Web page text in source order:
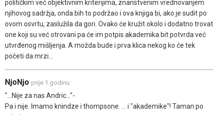
političkim već objektivnim kriterijima, znanstvenim vrednovanjem
njihovog sadržja, onda bih to podržao i ova knjiga bi, ako je sudit po
ovom osvrtu, zaslužila da gori. Ovako će kružit okolo i dodatno trovat
one koji su već otrovani pa će im potpis akademika bit potvrda već
utvrđenog mišljenja. A možda bude i prva klica nekog ko će tek
početi da mrzi...
NjoNjo prije 1 godinu
"...Nije za nas Andric..."-
Pa i nije. Imamo knindze i thompsone. ... i "akademike"! Taman po